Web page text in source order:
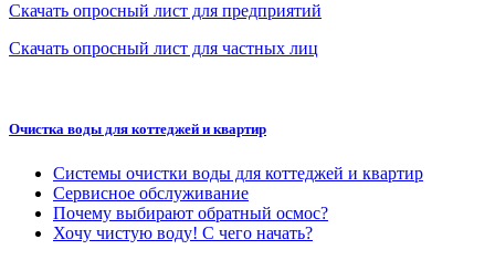
Скачать опросный лист для предприятий
Скачать опросный лист для частных лиц
Очистка воды для коттеджей и квартир
Системы очистки воды для коттеджей и квартир
Сервисное обслуживание
Почему выбирают обратный осмос?
Хочу чистую воду! С чего начать?